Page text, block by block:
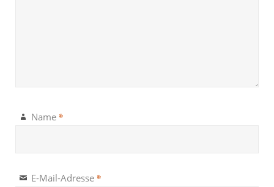
Name *
E-Mail-Adresse *